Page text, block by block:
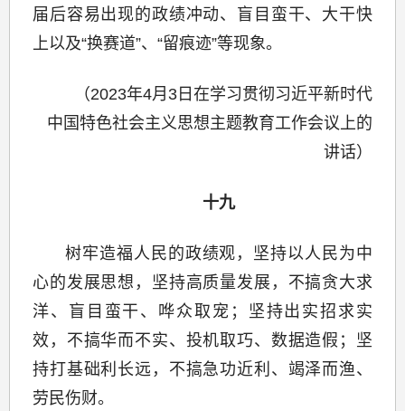
届后容易出现的政绩冲动、盲目蛮干、大干快
上以及“换赛道”、“留痕迹”等现象。
（2023年4月3日在学习贯彻习近平新时代
中国特色社会主义思想主题教育工作会议上的
讲话）
十九
树牢造福人民的政绩观，坚持以人民为中
心的发展思想，坚持高质量发展，不搞贪大求
洋、盲目蛮干、哗众取宠；坚持出实招求实
效，不搞华而不实、投机取巧、数据造假；坚
持打基础利长远，不搞急功近利、竭泽而渔、
劳民伤财。